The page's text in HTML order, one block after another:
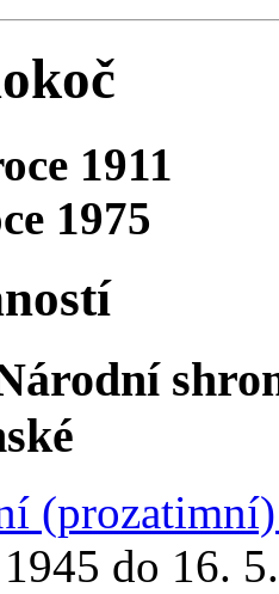
1911
1975
do 16.